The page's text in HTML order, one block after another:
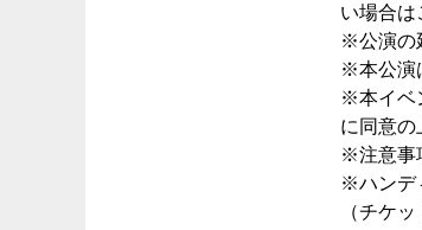
い場合は
※公演の
※本公演
※本イベ
に同意の
※注意事
※ハンデ
（チケ